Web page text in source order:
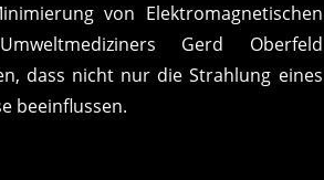
von Elektromagnetischen
Gerd Oberfeld
dass nicht nur die Strahlung eines
beeinflussen.